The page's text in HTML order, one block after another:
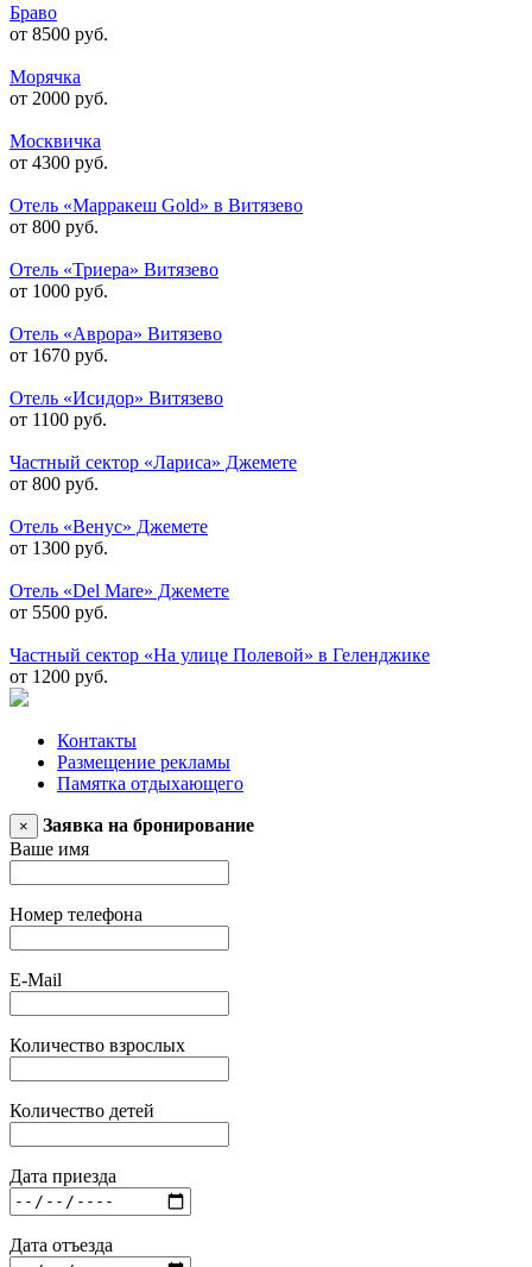
Браво
от 8500 руб.
Морячка
от 2000 руб.
Москвичка
от 4300 руб.
Отель «Марракеш Gold» в Витязево
от 800 руб.
Отель «Триера» Витязево
от 1000 руб.
Отель «Аврора» Витязево
от 1670 руб.
Отель «Исидор» Витязево
от 1100 руб.
Частный сектор «Лариса» Джемете
от 800 руб.
Отель «Венус» Джемете
от 1300 руб.
Отель «Del Mare» Джемете
от 5500 руб.
Частный сектор «На улице Полевой» в Геленджике
от 1200 руб.
Контакты
Размещение рекламы
Памятка отдыхающего
×
Заявка на бронирование
Ваше имя
Номер телефона
E-Mail
Количество взрослых
Количество детей
Дата приезда
Дата отъезда